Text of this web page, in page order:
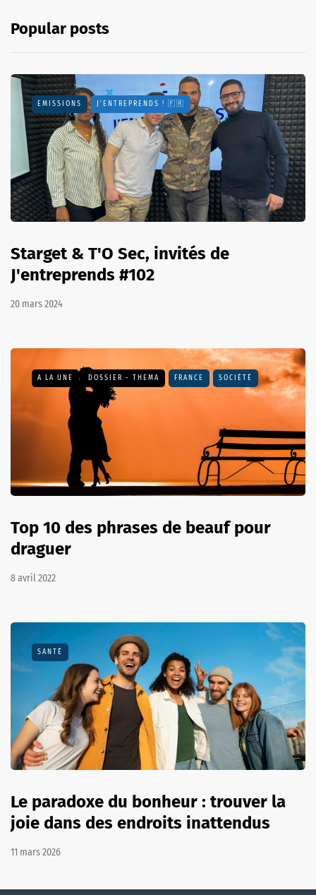
Popular posts
EMISSIONS J'ENTREPRENDS ! 🇫🇷
Starget & T'O Sec, invités de
J'entreprends #102
20 mars 2024
A LA UNE DOSSIER - THEMA FRANCE SOCIÉTÉ
Top 10 des phrases de beauf pour
draguer
8 avril 2022
SANTÉ
Le paradoxe du bonheur : trouver la
joie dans des endroits inattendus
11 mars 2026